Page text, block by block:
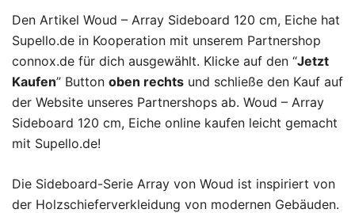
Den Artikel Woud – Array Sideboard 120 cm, Eiche hat
Supello.de in Kooperation mit unserem Partnershop
connox.de für dich ausgewählt. Klicke auf den “Jetzt
Kaufen” Button oben rechts und schließe den Kauf auf
der Website unseres Partnershops ab. Woud – Array
Sideboard 120 cm, Eiche online kaufen leicht gemacht
mit Supello.de!
Die Sideboard-Serie Array von Woud ist inspiriert von
der Holzschieferverkleidung von modernen Gebäuden.